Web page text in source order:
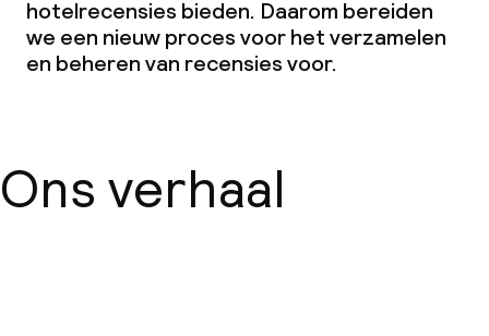
hotelrecensies bieden. Daarom bereiden
we een nieuw proces voor het verzamelen
en beheren van recensies voor.
Ons verhaal